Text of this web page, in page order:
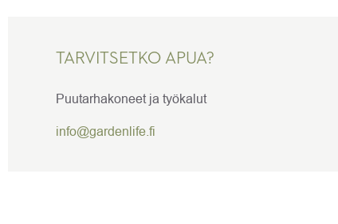
TARVITSETKO APUA?
Puutarhakoneet ja työkalut
info@gardenlife.fi